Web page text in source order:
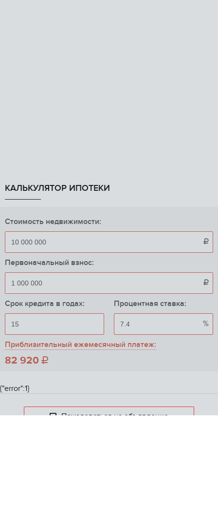
КАЛЬКУЛЯТОР ИПОТЕКИ
Стоимость недвижимости:

Первоначальный взнос:

Срок кредита в годах: Процентная ставка:
%
Приблизительный ежемесячный платеж:
82 920 
{"error":1}
Пожаловаться на объявление